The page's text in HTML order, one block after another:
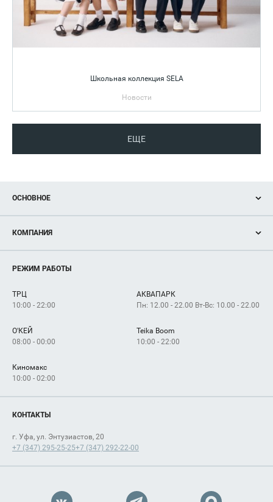
Школьная коллекция SELA
Новости
ЕЩЕ
ОСНОВНОЕ
Новости
Магазины
Услуги
КОМПАНИЯ
Рекламодателям
Как добраться
РЕЖИМ РАБОТЫ
ТРЦ
10:00 - 22:00
АКВАПАРК
Пн: 12.00 - 22.00 Вт-Вс: 10.00 - 22.00
О'КЕЙ
08:00 - 00:00
Teika Boom
10:00 - 22:00
Киномакс
10:00 - 02:00
КОНТАКТЫ
г. Уфа, ул. Энтузиастов, 20
+7 (347) 295-25-25+7 (347) 292-22-00